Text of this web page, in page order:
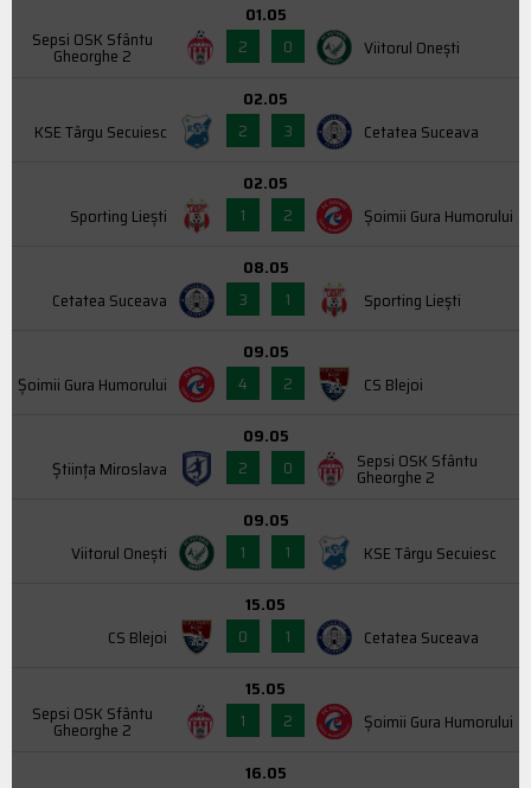
Sepsi OSK Sfântu
Gheorghe 2
01.05
2
0 Viitorul Onești
KSE Târgu Secuiesc
02.05
2
3 Cetatea Suceava
Sporting Liești
02.05
1
2 Şoimii Gura Humorului
Cetatea Suceava
08.05
3
1 Sporting Liești
Şoimii Gura Humorului
09.05
4
2 CS Blejoi
Știința Miroslava
09.05
2
0 Sepsi OSK Sfântu
Gheorghe 2
Viitorul Onești
09.05
1
1 KSE Târgu Secuiesc
CS Blejoi
15.05
0
1 Cetatea Suceava
Sepsi OSK Sfântu
Gheorghe 2
15.05
1
2 Şoimii Gura Humorului
16.05